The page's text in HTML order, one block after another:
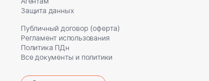
Защита данных
Публичный договор (оферта)
Регламент использования
Политика ПДн
Все документы и политики